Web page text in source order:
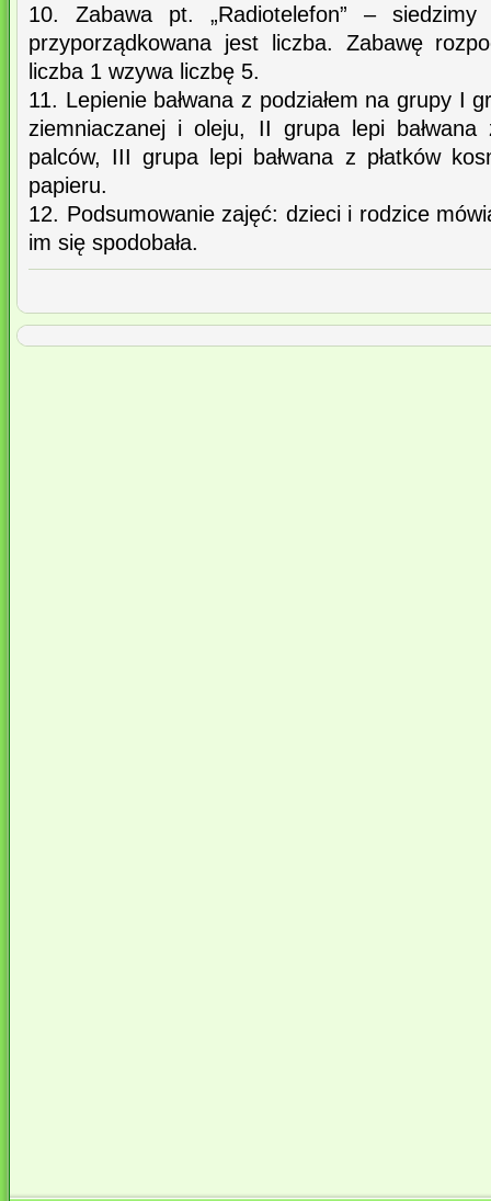
10. Zabawa pt. „Radiotelefon” –
przyporządkowana jest liczba. Zabawę
liczba 1 wzywa liczbę 5.
11. Lepienie bałwana z podziałem na grupy I
ziemniaczanej i oleju, II grupa lepi
palców, III grupa lepi bałwana z płatków
papieru.
12. Podsumowanie zajęć: dzieci i rodzice
im się spodobała.